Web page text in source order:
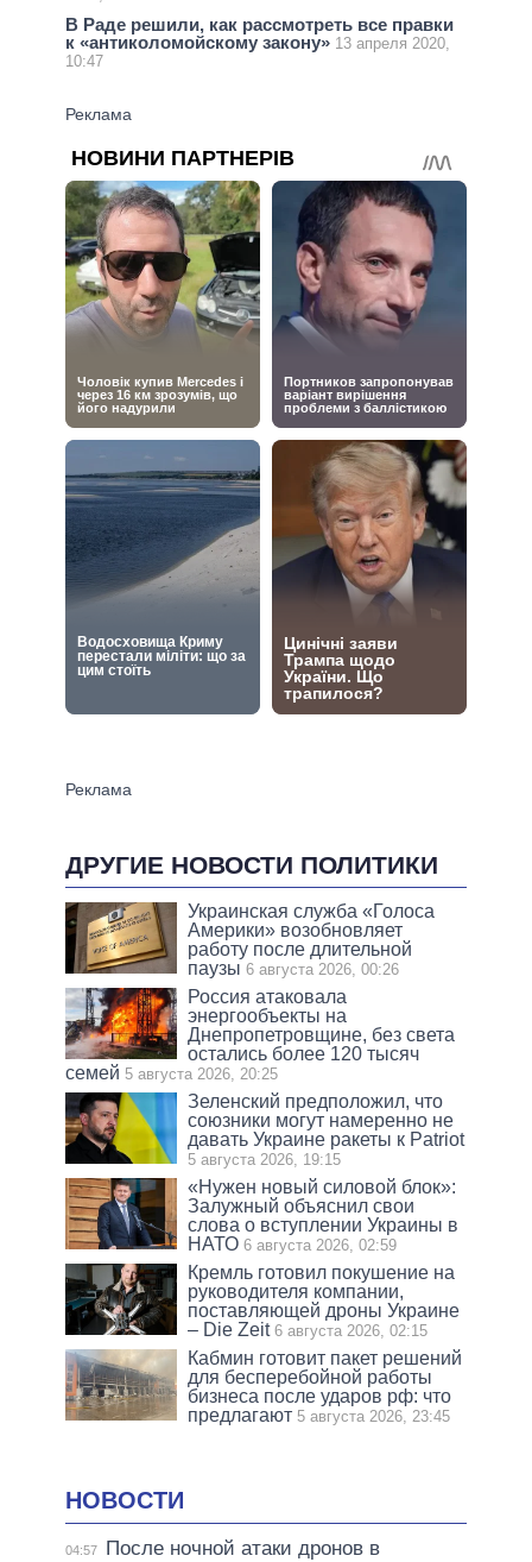
В Раде решили, как рассмотреть все правки
к «антиколомойскому закону» 13 апреля 2020,
10:47
ДРУГИЕ НОВОСТИ ПОЛИТИКИ
Украинская служба «Голоса
Америки» возобновляет
работу после длительной
паузы 6 августа 2026, 00:26
Россия атаковала
энергообъекты на
Днепропетровщине, без света
остались более 120 тысяч
семей 5 августа 2026, 20:25
Зеленский предположил, что
союзники могут намеренно не
давать Украине ракеты к Patriot
5 августа 2026, 19:15
«Нужен новый силовой блок»:
Залужный объяснил свои
слова о вступлении Украины в
НАТО 6 августа 2026, 02:59
Кремль готовил покушение на
руководителя компании,
поставляющей дроны Украине
– Die Zeit 6 августа 2026, 02:15
Кабмин готовит пакет решений
для бесперебойной работы
бизнеса после ударов рф: что
предлагают 5 августа 2026, 23:45
НОВОСТИ
04:57
После ночной атаки дронов в